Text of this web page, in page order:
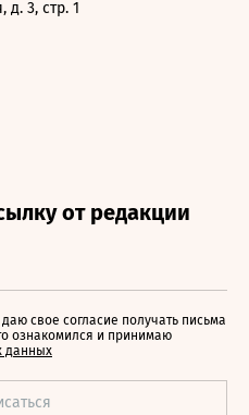
д. 3, стр. 1
свое согласие получать письма
ознакомился и принимаю
данных